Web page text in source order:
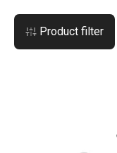
Product filter